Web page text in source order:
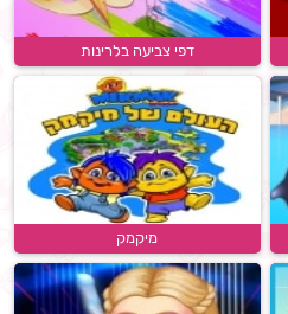
דפי צביעה בלרינות
מיקמק